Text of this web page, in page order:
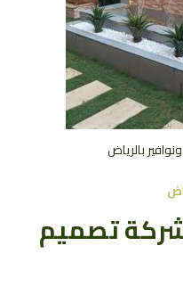
بالرياض
تصميم